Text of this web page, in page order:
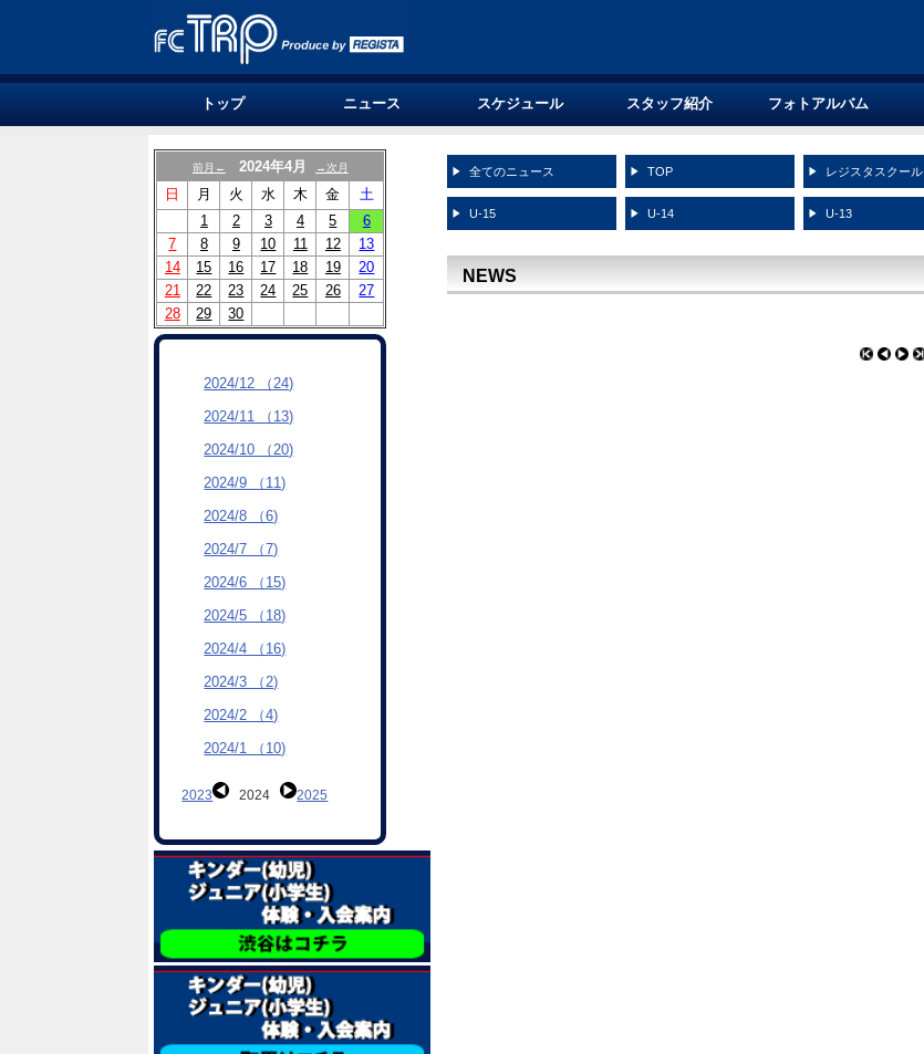
トップ ニュース スケジュール スタッフ紹介 フォトアルバム
全てのニュース TOP レジスタスクール
U-15 U-14 U-13
NEWS
前月← 2024年4月 →次月
日 月 火 水 木 金
土
1
2 3 4 5
6
7
8 9 10 11 12
13
14
15 16 17 18 19
20
21
22 23 24 25 26
27
28
29 30
2024/12 （24)
2024/11 （13)
2024/10 （20)
2024/9 （11)
2024/8 （6)
2024/7 （7)
2024/6 （15)
2024/5 （18)
2024/4 （16)
2024/3 （2)
2024/2 （4)
2024/1 （10)
2023 2024 2025